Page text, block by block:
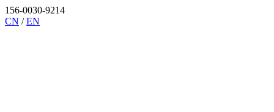
156-0030-9214
CN /EN